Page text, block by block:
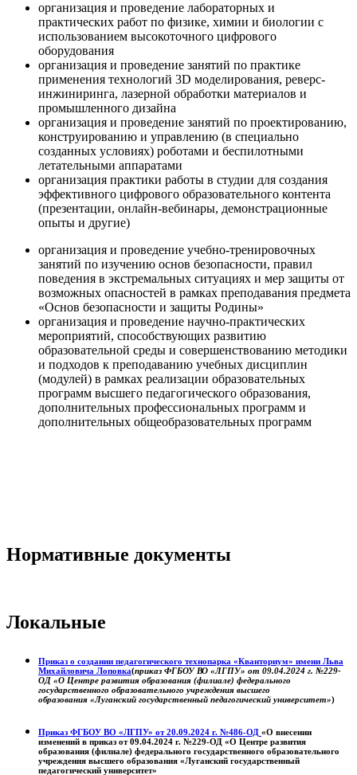
организация и проведение лабораторных и
практических работ по физике, химии и биологии с
использованием высокоточного цифрового
оборудования
организация и проведение занятий по практике
применения технологий 3D моделирования, реверс-
инжиниринга, лазерной обработки материалов и
промышленного дизайна
организация и проведение занятий по проектированию,
конструированию и управлению (в специально
созданных условиях) роботами и беспилотными
летательными аппаратами
организация практики работы в студии для создания
эффективного цифрового образовательного контента
(презентации, онлайн-вебинары, демонстрационные
опыты и другие)
организация и проведение учебно-тренировочных
занятий по изучению основ безопасности, правил
поведения в экстремальных ситуациях и мер защиты от
возможных опасностей в рамках преподавания предмета
«Основ безопасности и защиты Родины»
организация и проведение научно-практических
мероприятий, способствующих развитию
образовательной среды и совершенствованию методики
и подходов к преподаванию учебных дисциплин
(модулей) в рамках реализации образовательных
программ высшего педагогического образования,
дополнительных профессиональных программ и
дополнительных общеобразовательных программ
Нормативные документы
Локальные
Приказ о создании педагогического технопарка «Кванториум» имени Льва
Михайловича Лоповка(приказ ФГБОУ ВО «ЛГПУ» от 09.04.2024 г. №229-
ОД «О Центре развития образования (филиале) федерального
государственного образовательного учреждения высшего
образования «Луганский государственный педагогический университет»)
Приказ ФГБОУ ВО «ЛГПУ» от 20.09.2024 г. №486-ОД «О внесении
изменений в приказ от 09.04.2024 г. №229-ОД «О Центре развития
образования (филиале) федерального государственного образовательного
учреждения высшего образования «Луганский государственный
педагогический университет»